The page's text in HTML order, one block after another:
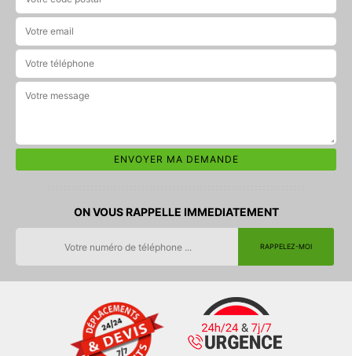
ON VOUS RAPPELLE IMMEDIATEMENT